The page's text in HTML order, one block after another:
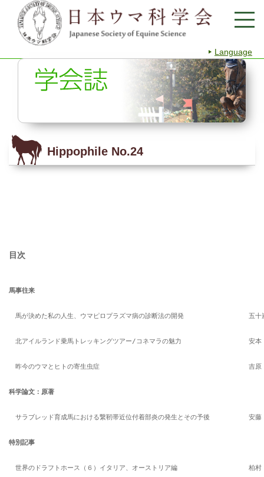
Language
Hippophile No.24
目次
馬事往来
馬が決めた私の人生、ウマピロプラズマ病の診断法の開発 五十
北アイルランド乗馬トレッキングツアー/コネマラの魅力 安本
昨今のウマとヒトの寄生虫症 吉原
科学論文：原著
サラブレッド育成馬における繋靭帯近位付着部炎の発生とその予後 安藤
特別記事
世界のドラフトホース（６）イタリア、オーストリア編 柏村